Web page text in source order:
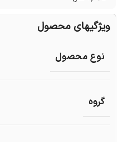
ویژگیهای محصول
نوع محصول
گروه